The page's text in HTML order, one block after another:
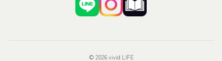
© 2026 vivid LIFE